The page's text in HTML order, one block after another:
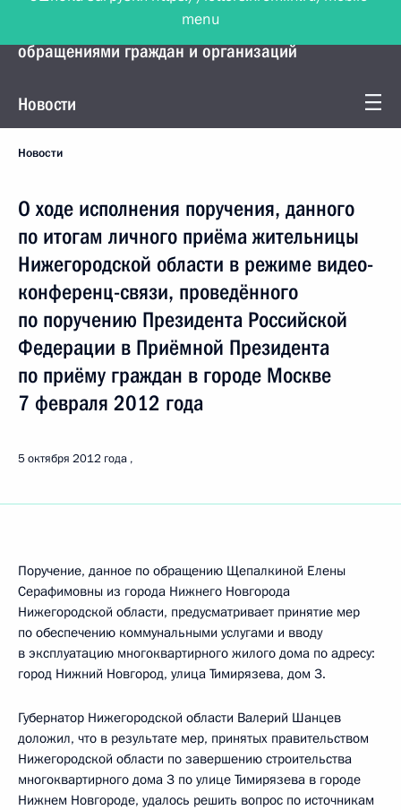
Управление Президента по работе с
обращениями граждан и организаций
Новости
Новости
О ходе исполнения поручения, данного
по итогам личного приёма жительницы
Нижегородской области в режиме видео-
конференц-связи, проведённого
по поручению Президента Российской
Федерации в Приёмной Президента
по приёму граждан в городе Москве
7 февраля 2012 года
5 октября 2012 года
Поручение, данное по обращению Щепалкиной Елены
Серафимовны из города Нижнего Новгорода
Нижегородской области, предусматривает принятие мер
по обеспечению коммунальными услугами и вводу
в эксплуатацию многоквартирного жилого дома по адресу:
город Нижний Новгород, улица Тимирязева, дом 3.
Губернатор Нижегородской области Валерий Шанцев
доложил, что в результате мер, принятых правительством
Нижегородской области по завершению строительства
многоквартирного дома 3 по улице Тимирязева в городе
Нижнем Новгороде, удалось решить вопрос по источникам
menu